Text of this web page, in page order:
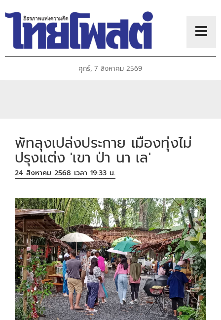
ศุกร์, 7 สิงหาคม 2569
พัทลุงเปล่งประกาย เมืองทุ่งไม่
ปรุงแต่ง 'เขา ป่า นา เล'
24 สิงหาคม 2568 เวลา 19:33 น.